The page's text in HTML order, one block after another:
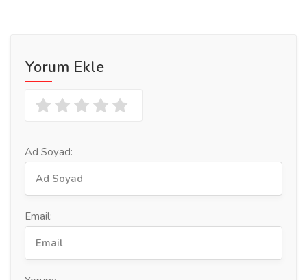
Yorum Ekle
Ad Soyad:
Email: